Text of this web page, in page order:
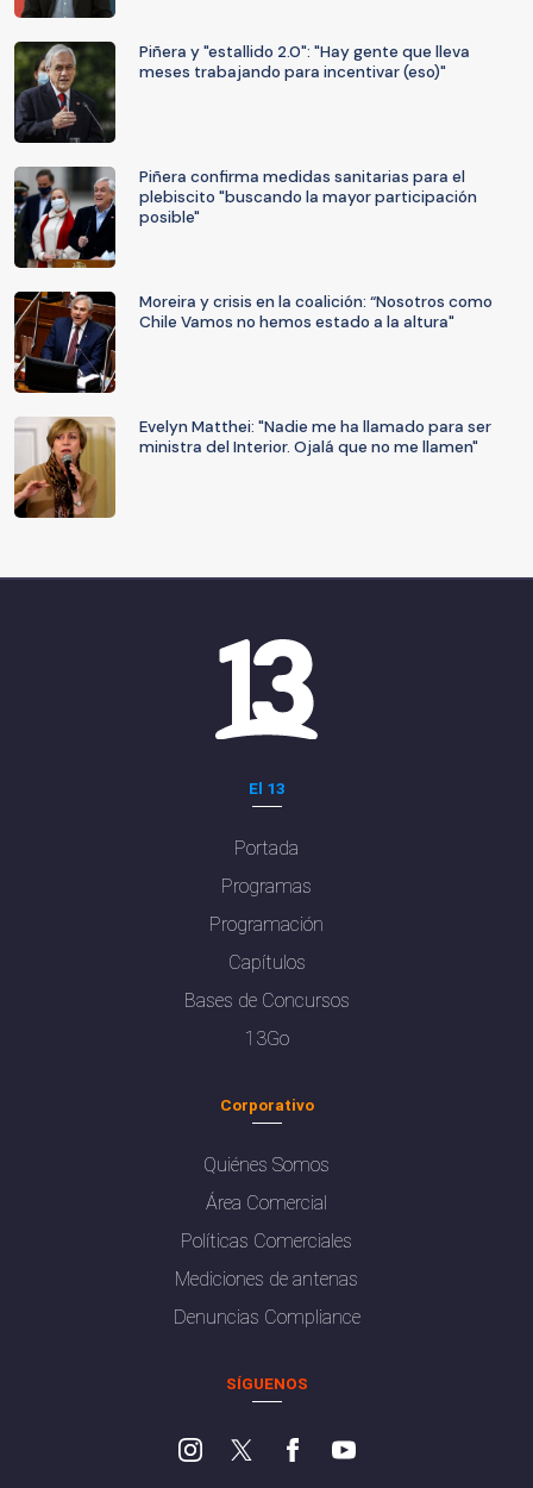
Piñera y "estallido 2.0": "Hay gente que lleva
meses trabajando para incentivar (eso)"
Piñera confirma medidas sanitarias para el
plebiscito "buscando la mayor participación
posible"
Moreira y crisis en la coalición: “Nosotros como
Chile Vamos no hemos estado a la altura"
Evelyn Matthei: "Nadie me ha llamado para ser
ministra del Interior. Ojalá que no me llamen"
El 13
Portada
Programas
Programación
Capítulos
Bases de Concursos
13Go
Corporativo
Quiénes Somos
Área Comercial
Políticas Comerciales
Mediciones de antenas
Denuncias Compliance
SÍGUENOS